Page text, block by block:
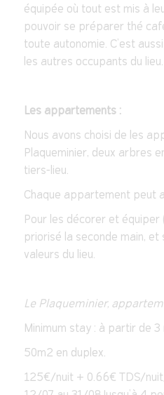
équipée où tout est mis à
pouvoir se préparer thé
toute autonomie. C’est
les autres occupants du lieu.
Les appartements :
Nous avons choisi de les
Plaqueminier, deux arbres
tiers-lieu.
Chaque appartement peut
Pour les décorer et équiper
priorisé la seconde main,
valeurs du lieu.
Le Plaqueminier,
Minimum stay : à partir de 3
50m2 en duplex.
125€/nuit + 0.66€ TDS/